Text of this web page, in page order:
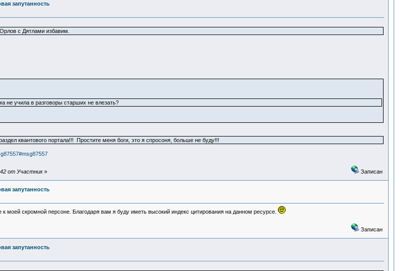
запутанность
с Дятлами избавим.
не учила в разговоры старших не влезать?
квантового портала!!! Простите меня боги, это я спросоня, больше не буду!!!
от Участник» Записан
запутанность
моей скромной персоне. Благодаря вам я буду иметь высокий индекс цитирования на данном ресурсе.
Записан
запутанность